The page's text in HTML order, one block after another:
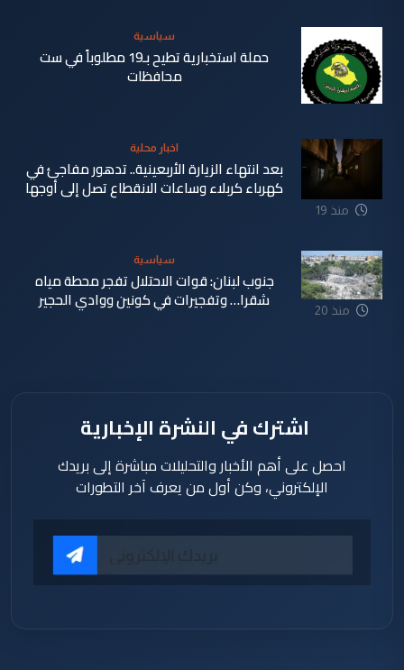
سياسية
حملة استخبارية تطيح بـ19 مطلوباً في ست
محافظات
منذ 19
اخبار محلية
بعد انتهاء الزيارة الأربعينية.. تدهور مفاجئ في
كهرباء كربلاء وساعات الانقطاع تصل إلى أوجها
منذ 20
سياسية
جنوب لبنان: قوات الاحتلال تفجر محطة مياه
شقرا… وتفجيرات في كونين ووادي الحجير
اشترك في النشرة الإخبارية
احصل على أهم الأخبار والتحليلات مباشرة إلى بريدك
الإلكتروني، وكن أول من يعرف آخر التطورات